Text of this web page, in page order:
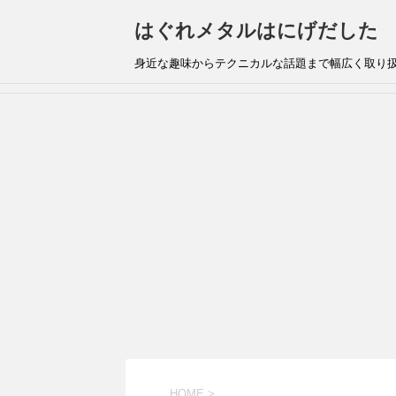
はぐれメタルはにげだした
身近な趣味からテクニカルな話題まで幅広く取り